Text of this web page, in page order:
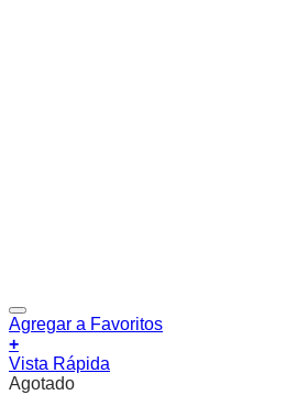
Agregar a Favoritos
+
Vista Rápida
Agotado